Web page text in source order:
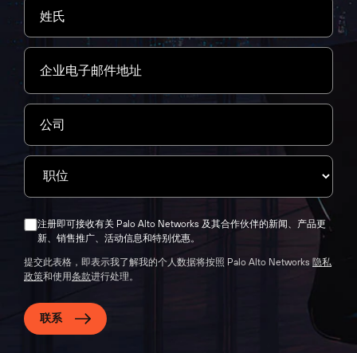
注册即可接收有关 Palo Alto Networks 及其合作伙伴的新闻、产品更
新、销售推广、活动信息和特别优惠。
提交此表格，即表示我了解我的个人数据将按照 Palo Alto Networks 隐私
政策和使用条款进行处理。
联系